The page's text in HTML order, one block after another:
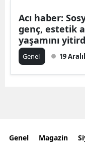
Acı haber:
genç, estetik
yaşamını
Genel 19
Genel Magazin